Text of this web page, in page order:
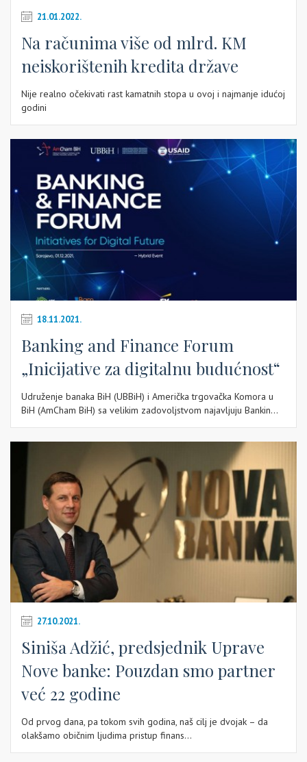
21.01.2022.
Na računima više od mlrd. KM
neiskorištenih kredita države
Nije realno očekivati rast kamatnih stopa u ovoj i najmanje idućoj
godini
18.11.2021.
Banking and Finance Forum
„Inicijative za digitalnu budućnost“
Udruženje banaka BiH (UBBiH) i Američka trgovačka Komora u
BiH (AmCham BiH) sa velikim zadovoljstvom najavljuju Bankin...
27.10.2021.
Siniša Adžić, predsjednik Uprave
Nove banke: Pouzdan smo partner
već 22 godine
Od prvog dana, pa tokom svih godina, naš cilj je dvojak – da
olakšamo običnim ljudima pristup finans...